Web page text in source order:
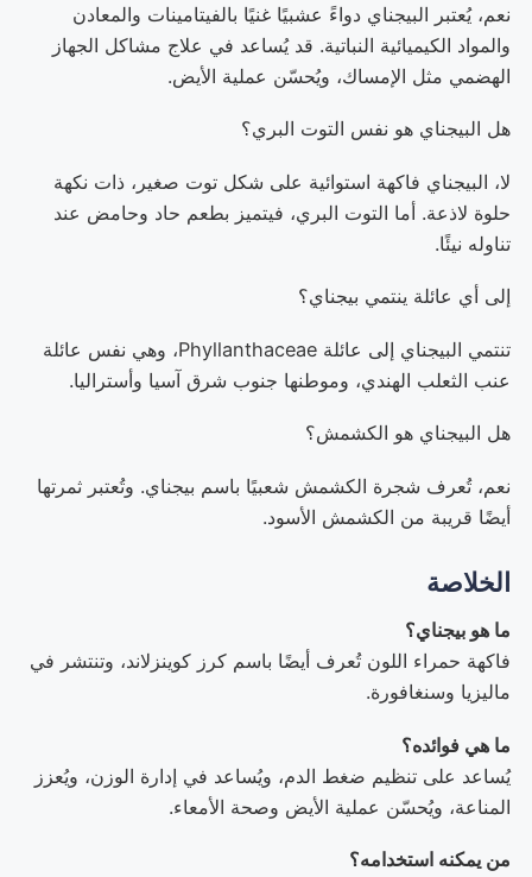
نعم، يُعتبر البيجناي دواءً عشبيًا غنيًا بالفيتامينات والمعادن
والمواد الكيميائية النباتية. قد يُساعد في علاج مشاكل الجهاز
الهضمي مثل الإمساك، ويُحسّن عملية الأيض.
هل البيجناي هو نفس التوت البري؟
لا، البيجناي فاكهة استوائية على شكل توت صغير، ذات نكهة
حلوة لاذعة. أما التوت البري، فيتميز بطعم حاد وحامض عند
تناوله نيئًا.
إلى أي عائلة ينتمي بيجناي؟
تنتمي البيجناي إلى عائلة Phyllanthaceae، وهي نفس عائلة
عنب الثعلب الهندي، وموطنها جنوب شرق آسيا وأستراليا.
هل البيجناي هو الكشمش؟
نعم، تُعرف شجرة الكشمش شعبيًا باسم بيجناي. وتُعتبر ثمرتها
أيضًا قريبة من الكشمش الأسود.
الخلاصة
ما هو بيجناي؟
فاكهة حمراء اللون تُعرف أيضًا باسم كرز كوينزلاند، وتنتشر في
ماليزيا وسنغافورة.
ما هي فوائده؟
يُساعد على تنظيم ضغط الدم، ويُساعد في إدارة الوزن، ويُعزز
المناعة، ويُحسّن عملية الأيض وصحة الأمعاء.
من يمكنه استخدامه؟